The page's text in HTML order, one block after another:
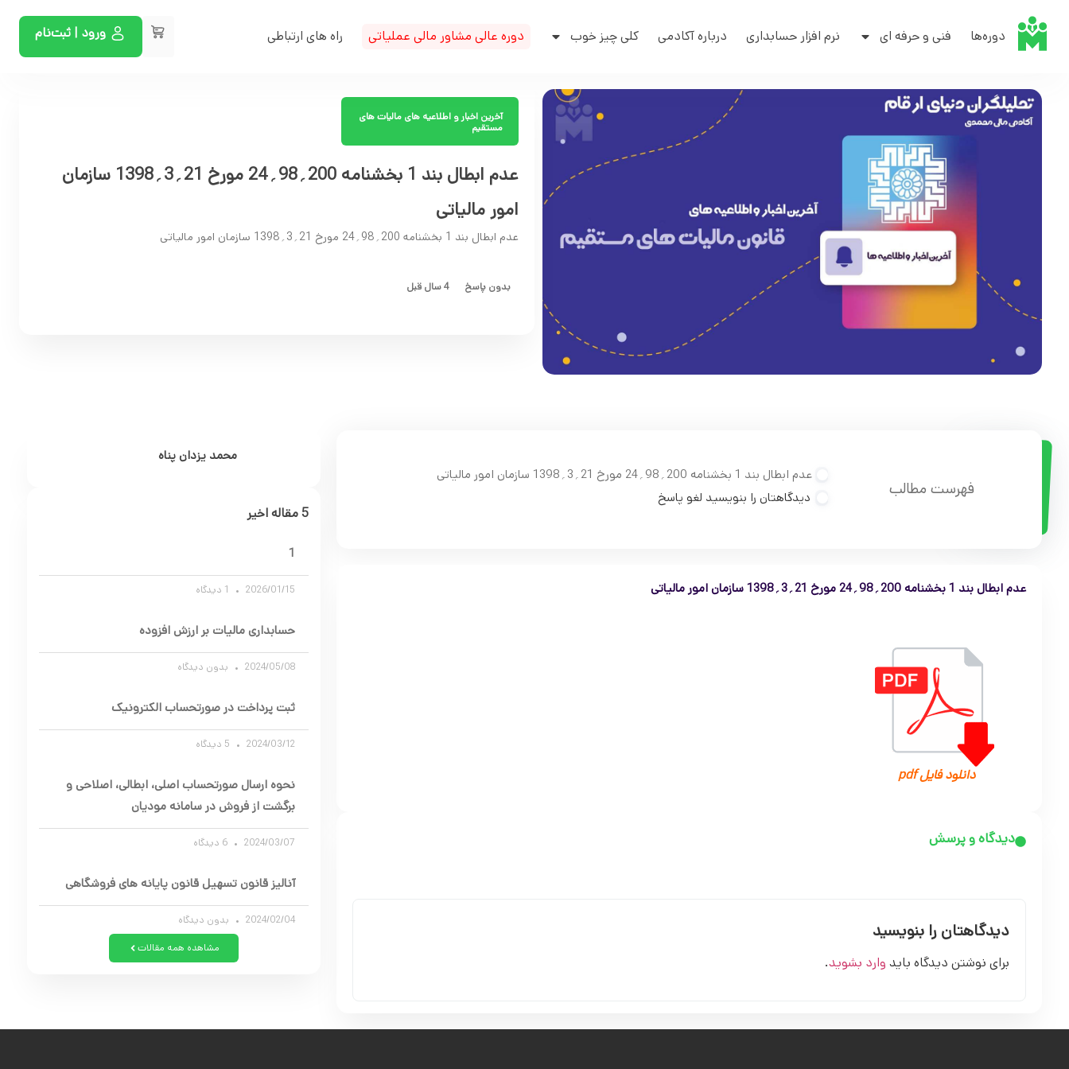
دوره‌ها فنی و حرفه ای نرم افزار حسابداری درباره آکادمی کلی چیز خوب دوره عالی مشاور مالی عملیاتی راه های ارتباطی ورود | ثبت‌نام
آخرین اخبار و اطلاعیه های مالیات های
مستقیم
عدم ابطال بند 1 بخشنامه 200؍98؍24 مورخ 21؍3؍1398 سازمان
امور مالیاتی
عدم ابطال بند 1 بخشنامه 200؍98؍24 مورخ 21؍3؍1398 سازمان امور مالیاتی
بدون پاسخ 4 سال قبل
فهرست مطالب
عدم ابطال بند 1 بخشنامه 200؍98؍24 مورخ 21؍3؍1398 سازمان امور مالیاتی
دیدگاهتان را بنویسید لغو پاسخ
عدم ابطال بند 1 بخشنامه 200؍98؍24 مورخ 21؍3؍1398 سازمان امور مالیاتی
دانلود فایل pdf
دیدگاه و پرسش
دیدگاهتان را بنویسید
برای نوشتن دیدگاه باید وارد بشوید.
محمد یزدان پناه
5 مقاله اخیر
1
2026/01/15
حسابداری مالیات بر ارزش افزوده
2024/05/08 بدون دیدگاه
ثبت پرداخت در صورتحساب الکترونیک
2024/03/12
نحوه ارسال صورتحساب اصلی، ابطالی، اصلاحی و
برگشت از فروش در سامانه مودیان
2024/03/07 6 دیدگاه
آنالیز قانون تسهیل قانون پایانه های فروشگاهی
2024/02/04 بدون دیدگاه
مشاهده همه مقالات